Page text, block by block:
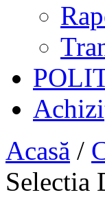
Acasă /
Selectia